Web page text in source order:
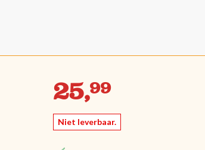
25,99
Niet leverbaar.